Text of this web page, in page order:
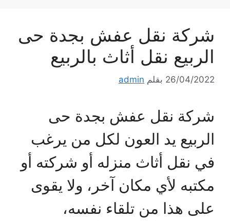
شركة نقل عفش بجدة حى
الربيع نقل أثاث بالربيع
26/04/2022 بقلم admin
شركة نقل عفش بجدة حى
الربيع يد العون لكل من يرغب
في نقل أثاث منزله أو شركته أو
مكتبه لأي مكان آخر، ولا يقوى
على هذا من تلقاء نفسه،